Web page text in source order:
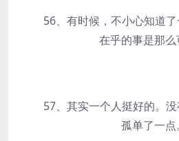
56、有时候，不小心知道了
在乎的事是那么
57、其实一个人挺好的。没
孤单了一点。